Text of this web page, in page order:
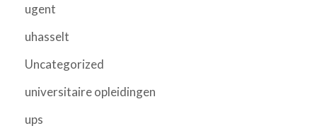
ugent
uhasselt
Uncategorized
universitaire opleidingen
ups